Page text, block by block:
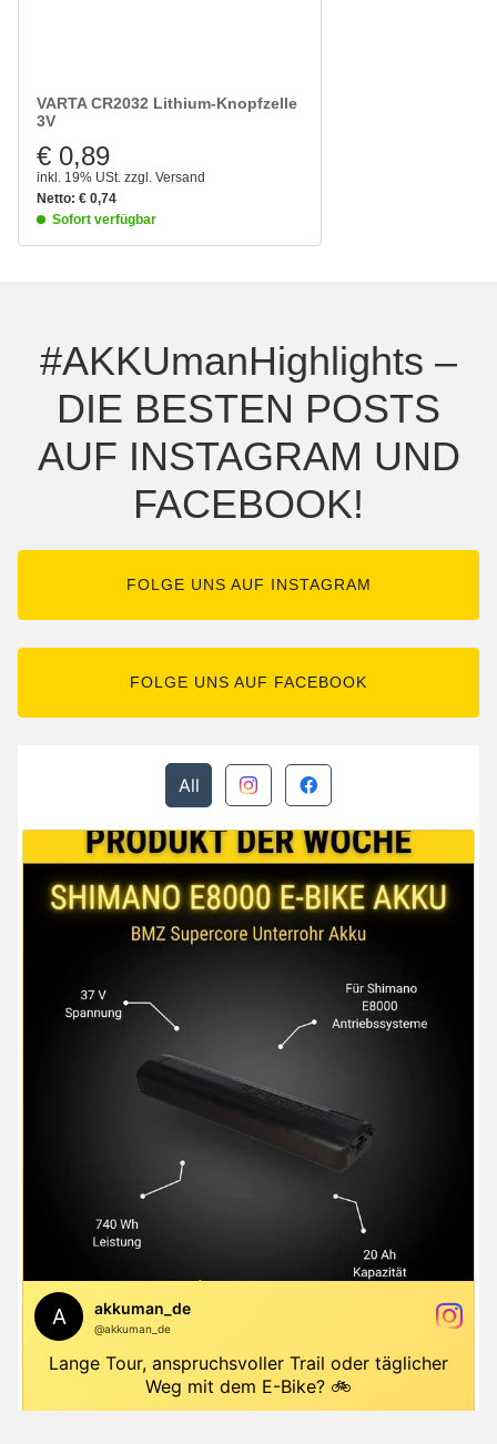
VARTA CR2032 Lithium-Knopfzelle
3V
€ 0,89
inkl. 19% USt. zzgl. Versand
Netto: € 0,74
Sofort verfügbar
#AKKUmanHighlights –
DIE BESTEN POSTS
AUF INSTAGRAM UND
FACEBOOK!
FOLGE UNS AUF INSTAGRAM
FOLGE UNS AUF FACEBOOK